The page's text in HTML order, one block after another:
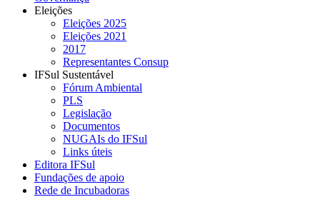
Eleições
Eleições 2025
Eleições 2021
2017
Representantes Consup
IFSul Sustentável
Fórum Ambiental
PLS
Legislação
Documentos
NUGAIs do IFSul
Links úteis
Editora IFSul
Fundações de apoio
Rede de Incubadoras